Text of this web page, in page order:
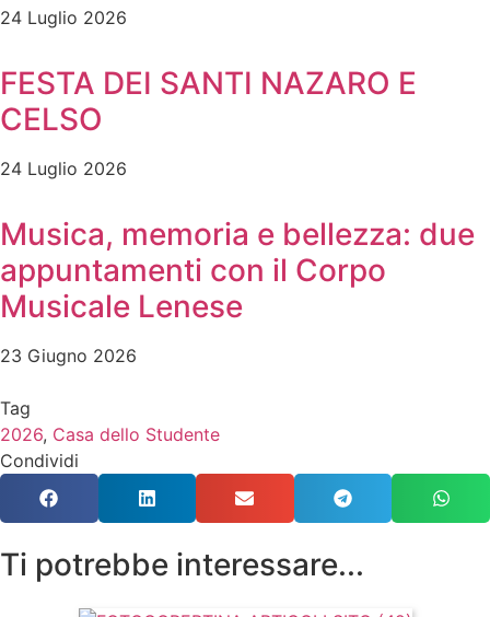
24 Luglio 2026
FESTA DEI SANTI NAZARO E
CELSO
24 Luglio 2026
Musica, memoria e bellezza: due
appuntamenti con il Corpo
Musicale Lenese
23 Giugno 2026
Tag
2026, Casa dello Studente
Condividi
Ti potrebbe interessare...